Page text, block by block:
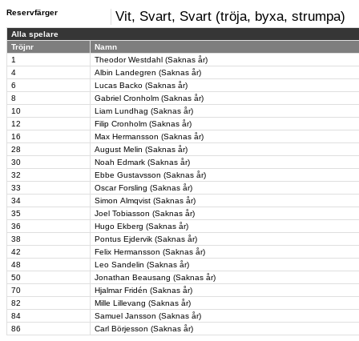
Reservfärger Vit, Svart, Svart (tröja, byxa, strumpa)
Alla spelare
Tröjnr
Namn
1
Theodor Westdahl (Saknas år)
4
Albin Landegren (Saknas år)
6
Lucas Backo (Saknas år)
8
Gabriel Cronholm (Saknas år)
10
Liam Lundhag (Saknas år)
12
Filip Cronholm (Saknas år)
16
Max Hermansson (Saknas år)
28
August Melin (Saknas år)
30
Noah Edmark (Saknas år)
32
Ebbe Gustavsson (Saknas år)
33
Oscar Forsling (Saknas år)
34
Simon Almqvist (Saknas år)
35
Joel Tobiasson (Saknas år)
36
Hugo Ekberg (Saknas år)
38
Pontus Ejdervik (Saknas år)
42
Felix Hermansson (Saknas år)
48
Leo Sandelin (Saknas år)
50
Jonathan Beausang (Saknas år)
70
Hjalmar Fridén (Saknas år)
82
Mille Lillevang (Saknas år)
84
Samuel Jansson (Saknas år)
86
Carl Börjesson (Saknas år)